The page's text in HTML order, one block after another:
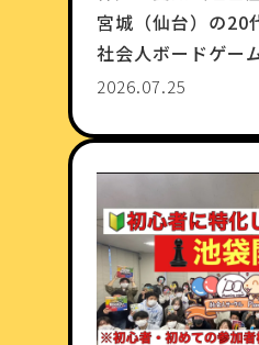
宮城（仙台）の20
社会人ボードゲー
2026.07.25